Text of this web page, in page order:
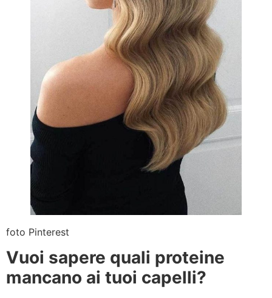
foto Pinterest
Vuoi sapere quali proteine
mancano ai tuoi capelli?